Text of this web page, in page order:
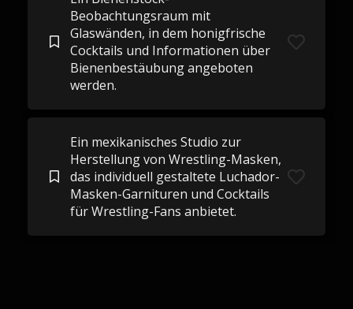
Beobachtungsraum mit
Glaswänden, in dem honigfrische
Cocktails und Informationen über
Bienenbestäubung angeboten
werden.
Ein mexikanisches Studio zur
Herstellung von Wrestling-Masken,
das individuell gestaltete Luchador-
Masken-Garnituren und Cocktails
für Wrestling-Fans anbietet.